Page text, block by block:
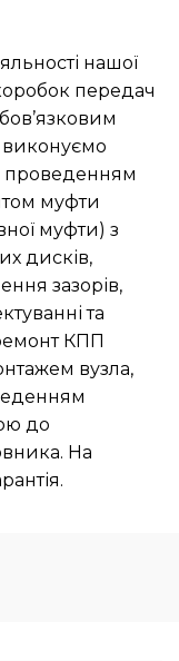
нашої
передач
проведенням
муфти
муфти) з
дисків,
зазорів,
та
КПП
вузла,
до
На